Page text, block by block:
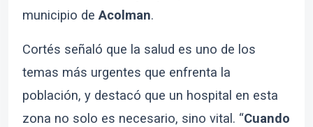
municipio de Acolman.
Cortés señaló que la salud es uno de los
temas más urgentes que enfrenta la
población, y destacó que un hospital en esta
zona no solo es necesario, sino vital. “Cuando